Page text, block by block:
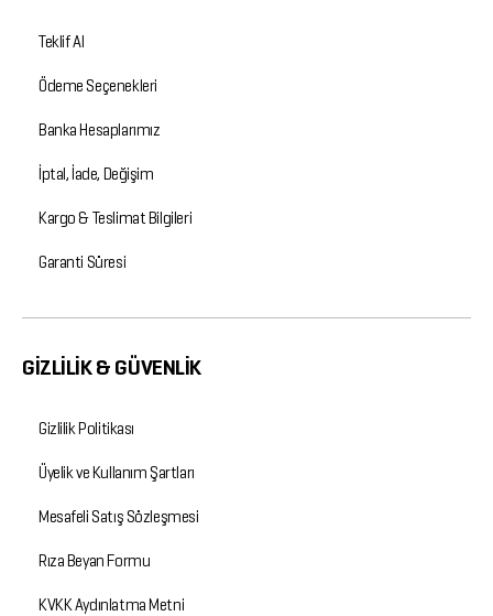
Teklif Al
Ödeme Seçenekleri
Banka Hesaplarımız
İptal, İade, Değişim
Kargo & Teslimat Bilgileri
Garanti Süresi
GİZLİLİK & GÜVENLİK
Gizlilik Politikası
Üyelik ve Kullanım Şartları
Mesafeli Satış Sözleşmesi
Rıza Beyan Formu
KVKK Aydınlatma Metni